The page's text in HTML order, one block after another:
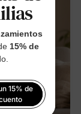
15% de
15% de